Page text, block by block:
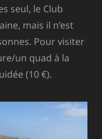
seul, le Club
mais il n’est
Pour visiter
un quad à la
(10 €).